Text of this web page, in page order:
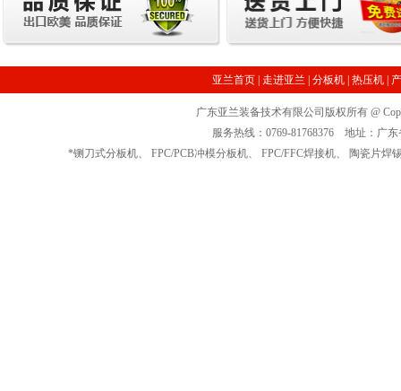
亚兰首页 走进亚兰 分板机 热压机
广东亚兰装备技术有限公司版权所有 @
服务热线：0769-81768376 地址：广
*铡刀式分板机、 FPC/PCB冲模分板机、 FPC/FFC焊接机、 陶瓷片焊